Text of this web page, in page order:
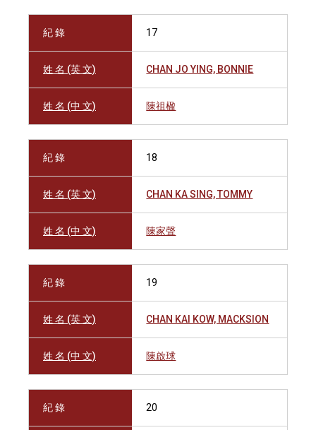
紀 錄 17
姓 名 (英 文) CHAN JO YING, BONNIE
姓 名 (中 文) 陳祖楹
紀 錄 18
姓 名 (英 文) CHAN KA SING, TOMMY
姓 名 (中 文) 陳家聲
紀 錄 19
姓 名 (英 文) CHAN KAI KOW, MACKSION
姓 名 (中 文) 陳啟球
紀 錄 20